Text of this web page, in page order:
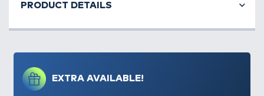
EXTRA AVAILABLE!
PRODUCT DETAILS